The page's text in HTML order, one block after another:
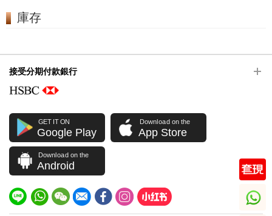
庫存
接受分期付款銀行
GET IT ON
Google Play
Download on the
App Store
Download on the
Android
whatsapp